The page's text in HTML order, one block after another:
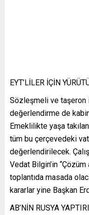
EYT’LİLER İÇİN
Sözleşmeli ve taşeron
değerlendirme de
Emeklilikte yaşa
tüm bu çerçevedeki
değerlendirilecek.
Vedat Bilgin’in
toplantıda masada
kararlar yine Başkan
AB’NİN RUSYA